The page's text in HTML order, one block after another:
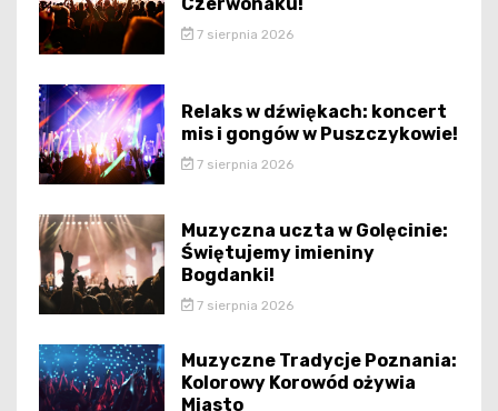
7 sierpnia 2026
Relaks w dźwiękach: koncert
mis i gongów w Puszczykowie!
7 sierpnia 2026
Muzyczna uczta w Golęcinie:
Świętujemy imieniny
Bogdanki!
7 sierpnia 2026
Muzyczne Tradycje Poznania:
Kolorowy Korowód ożywia
Miasto